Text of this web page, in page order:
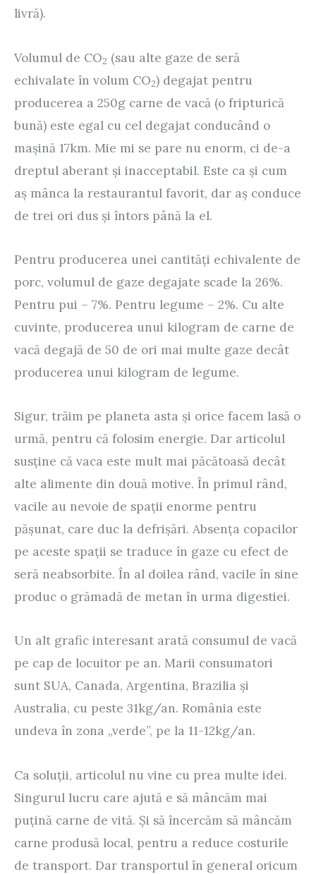
livră).
Volumul de CO2 (sau alte gaze de seră
echivalate în volum CO2) degajat pentru
producerea a 250g carne de vacă (o fripturică
bună) este egal cu cel degajat conducând o
maşină 17km. Mie mi se pare nu enorm, ci de-a
dreptul aberant şi inacceptabil. Este ca şi cum
aş mânca la restaurantul favorit, dar aş conduce
de trei ori dus şi întors până la el.
Pentru producerea unei cantităţi echivalente de
porc, volumul de gaze degajate scade la 26%.
Pentru pui – 7%. Pentru legume – 2%. Cu alte
cuvinte, producerea unui kilogram de carne de
vacă degajă de 50 de ori mai multe gaze decât
producerea unui kilogram de legume.
Sigur, trăim pe planeta asta şi orice facem lasă o
urmă, pentru că folosim energie. Dar articolul
susţine că vaca este mult mai păcătoasă decât
alte alimente din două motive. În primul rând,
vacile au nevoie de spaţii enorme pentru
păşunat, care duc la defrişări. Absenţa copacilor
pe aceste spaţii se traduce în gaze cu efect de
seră neabsorbite. În al doilea rând, vacile în sine
produc o grămadă de metan în urma digestiei.
Un alt grafic interesant arată consumul de vacă
pe cap de locuitor pe an. Marii consumatori
sunt SUA, Canada, Argentina, Brazilia şi
Australia, cu peste 31kg/an. România este
undeva în zona „verde”, pe la 11-12kg/an.
Ca soluţii, articolul nu vine cu prea multe idei.
Singurul lucru care ajută e să mâncăm mai
puţină carne de vită. Şi să încercăm să mâncăm
carne produsă local, pentru a reduce costurile
de transport. Dar transportul în general oricum